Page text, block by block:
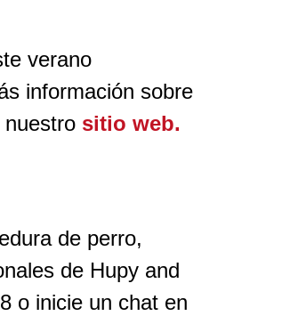
verano
información sobre
sitio web.
de perro,
de Hupy and
o inicie un chat en